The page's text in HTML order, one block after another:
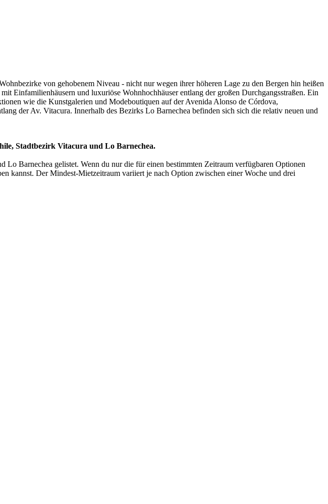
von gehobenem Niveau - nicht nur wegen ihrer höheren Lage zu den Bergen hin heißen
Einfamilienhäusern und luxuriöse Wohnhochhäuser entlang der großen Durchgangsstraßen. Ein
wie die Kunstgalerien und Modeboutiquen auf der Avenida Alonso de Córdova,
der Av. Vitacura. Innerhalb des Bezirks Lo Barnechea befinden sich sich die relativ neuen und
Stadtbezirk Vitacura und Lo Barnechea.
Barnechea gelistet. Wenn du nur die für einen bestimmten Zeitraum verfügbaren Optionen
kannst. Der Mindest-Mietzeitraum variiert je nach Option zwischen einer Woche und drei